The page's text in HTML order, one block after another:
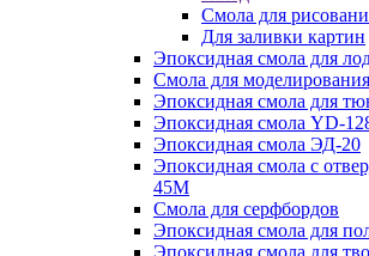
Смола для
Для заливки картин
Эпоксидная смола для
Смола для моделирования
Эпоксидная смола для
Эпоксидная смола YD-
Эпоксидная смола ЭД-20
Эпоксидная смола с
45М
Смола для серфбордов
Эпоксидная смола для
Эпоксидная смола для